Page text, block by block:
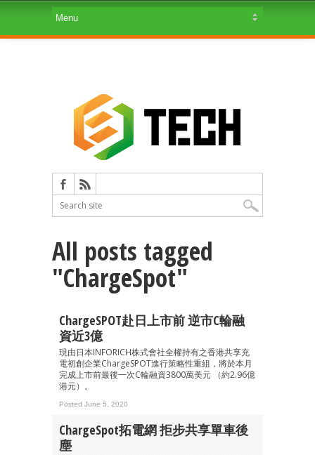
All posts tagged
"ChargeSpot"
ChargeSPOT赴日上市前 逆市C輪融
資近3億
現由日本INFORICH株式會社全權持有之香港共享充
電初創企業ChargeSPOT進行策略性重組，將於本月
完成上市前最後一次C輪融資3800萬美元 （約2.96億
港元）。
Posted June 5, 2020
ChargeSpot拓電網 拒步共享單車後
塵